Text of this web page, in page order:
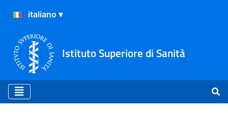
Istituto Superiore di Sanità